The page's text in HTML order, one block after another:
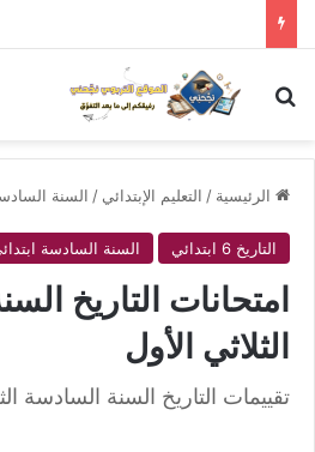
بحث عن
الرئيسية / التعليم الإبتدائي / السنة
التاريخ 6 ابتدائي السنة السادسة
امتحانات التاريخ
الثلاثي الأول
تقييمات التاريخ السنة السادسة